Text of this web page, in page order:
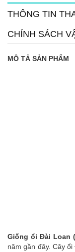
THÔNG TIN
CHÍNH SÁCH
MÔ TẢ SẢN PHẨM
Giống ổi Đài Loan
năm gần đây. Cây